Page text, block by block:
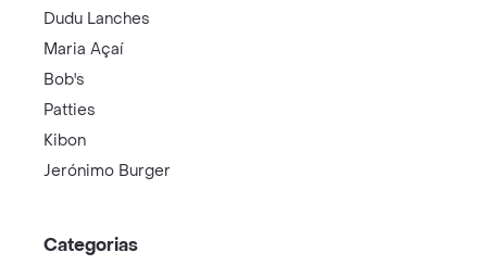
Dudu Lanches
Maria Açaí
Bob's
Patties
Kibon
Jerónimo Burger
Categorias